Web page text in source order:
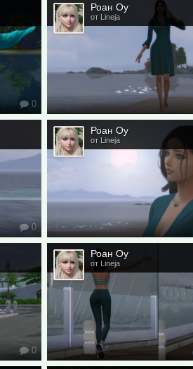
0
Роан Оу
от Lineja
0
Роан Оу
от Lineja
0
Роан Оу
от Lineja